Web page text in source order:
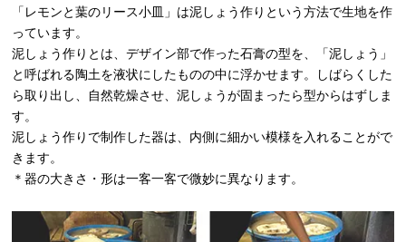
「レモンと葉のリース小皿」は泥しょう作りという方法で生地を作
っています。
泥しょう作りとは、デザイン部で作った石膏の型を、「泥しょう」
と呼ばれる陶土を液状にしたものの中に浮かせます。しばらくした
ら取り出し、自然乾燥させ、泥しょうが固まったら型からはずしま
す。
泥しょう作りで制作した器は、内側に細かい模様を入れることがで
きます。
＊器の大きさ・形は一客一客で微妙に異なります。